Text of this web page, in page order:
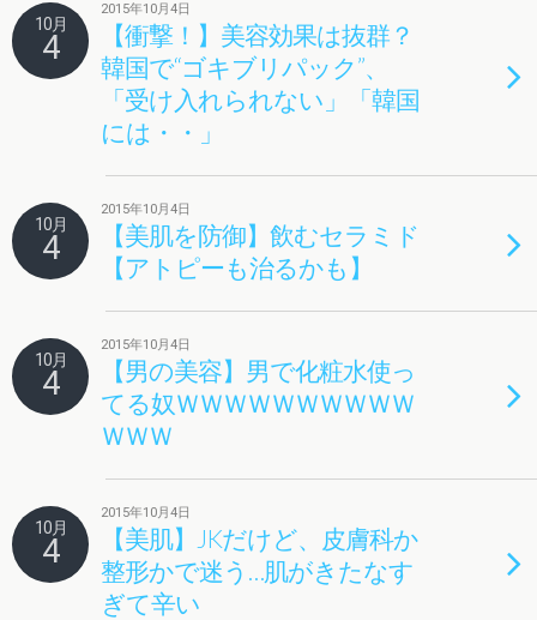
10月
4
2015年10月4日
【衝撃！】美容効果は抜群？
韓国で“ゴキブリパック”、
「受け入れられない」「韓国
には・・」
10月
4
2015年10月4日
【美肌を防御】飲むセラミド
【アトピーも治るかも】
10月
4
2015年10月4日
【男の美容】男で化粧水使っ
てる奴ＷＷＷＷＷＷＷＷＷＷ
ＷＷＷ
10月
4
2015年10月4日
【美肌】JKだけど、皮膚科か
整形かで迷う…肌がきたなす
ぎて辛い